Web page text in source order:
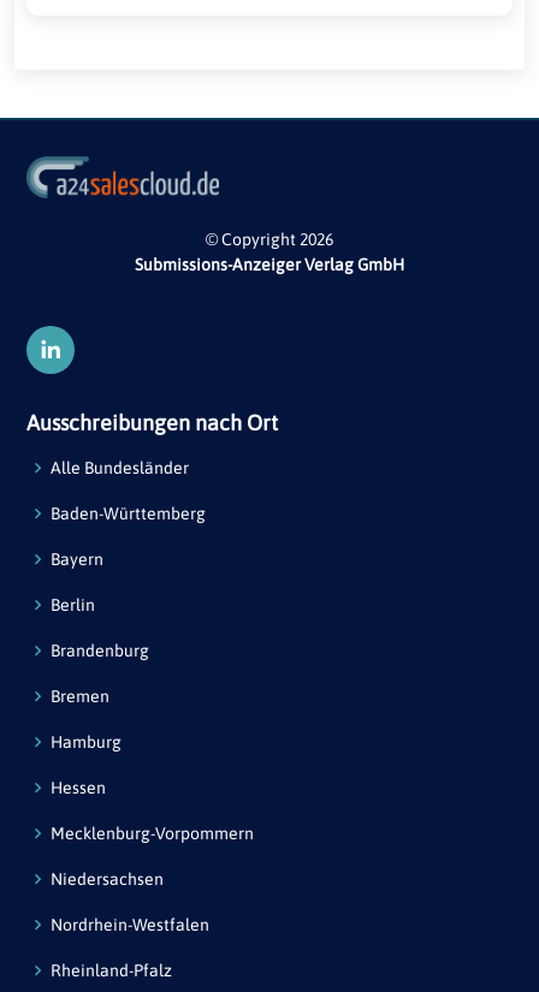
© Copyright 2026
Submissions-Anzeiger Verlag GmbH
Ausschreibungen nach Ort
Alle Bundesländer
Baden-Württemberg
Bayern
Berlin
Brandenburg
Bremen
Hamburg
Hessen
Mecklenburg-Vorpommern
Niedersachsen
Nordrhein-Westfalen
Rheinland-Pfalz